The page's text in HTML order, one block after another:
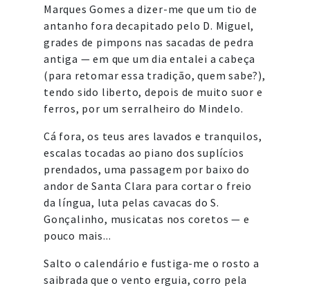
Marques Gomes a dizer-me que um tio de
antanho fora decapitado pelo D. Miguel,
grades de pimpons nas sacadas de pedra
antiga — em que um dia entalei a cabeça
(para retomar essa tradição, quem sabe?),
tendo sido liberto, depois de muito suor e
ferros, por um serralheiro do Mindelo.
Cá fora, os teus ares lavados e tranquilos,
escalas tocadas ao piano dos suplícios
prendados, uma passagem por baixo do
andor de Santa Clara para cortar o freio
da língua, luta pelas cavacas do S.
Gonçalinho, musicatas nos coretos — e
pouco mais...
Salto o calendário e fustiga-me o rosto a
saibrada que o vento erguia, corro pela